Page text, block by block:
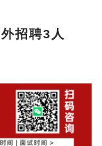
招聘3人